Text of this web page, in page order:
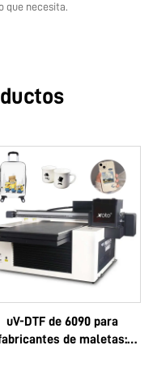
que necesita.
uV-DTF de 6090 para
de maletas: